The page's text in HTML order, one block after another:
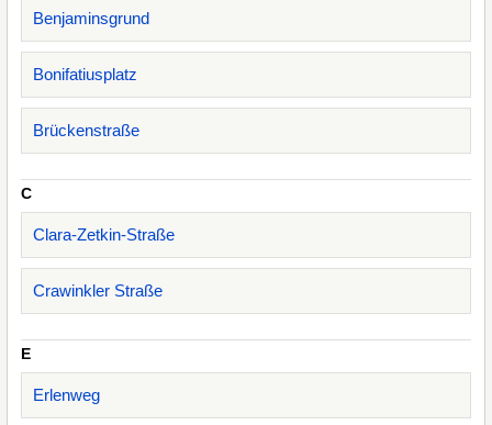
Benjaminsgrund
Bonifatiusplatz
Brückenstraße
C
Clara-Zetkin-Straße
Crawinkler Straße
E
Erlenweg